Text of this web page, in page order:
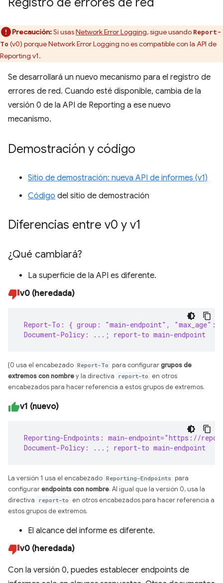
Precaución:Si usasNetwork Error Logging, sigue usando Report-
To (v0) porque Network Error Logging no es compatible con la API de
Reporting v1.
Se desarrollará un nuevo mecanismo para el registro de
errores de red. Cuando esté disponible, cambia de la
versión 0 de la API de Reporting a ese nuevo
mecanismo.
Demostración y código
Sitio de demostración: nueva API de informes (v1)
Código del sitio de demostración
Diferencias entre v0 y v1
¿Qué cambiará?
La superficie de la API es diferente.
v0 (heredada)
Report-To: { group: "main-endpoint",
Document-Policy: ...; report-to main-endpoint
{0 usa el encabezado Report-To para configurargrupos de
extremos con nombrey la directiva report-to en otros
encabezados para hacer referencia a estos grupos de extremos.
v1 (nuevo)
Reporting-Endpoints: main-endpoint="https://
Document-Policy: ...; report-to main-endpoint
La versión 1 usa el encabezado Reporting-Endpoints para
configurarendpoints con nombre. Al igual que la versión 0, usa la
directiva report-to en otros encabezados para hacer referencia a
estos grupos de extremos.
El alcance del informe es diferente.
v0 (heredada)
Con la versión 0, puedes establecer endpoints de